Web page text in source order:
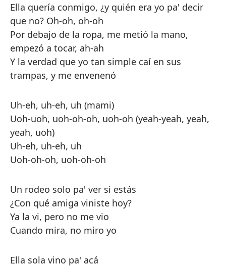
Ella quería conmigo, ¿y quién era yo pa' decir
que no? Oh-oh, oh-oh
Por debajo de la ropa, me metió la mano,
empezó a tocar, ah-ah
Y la verdad que yo tan simple caí en sus
trampas, y me envenenó
Uh-eh, uh-eh, uh (mami)
Uoh-uoh, uoh-oh-oh, uoh-oh (yeah-yeah, yeah,
yeah, uoh)
Uh-eh, uh-eh, uh
Uoh-oh-oh, uoh-oh-oh
Un rodeo solo pa' ver si estás
¿Con qué amiga viniste hoy?
Ya la vi, pero no me vio
Cuando mira, no miro yo
Ella sola vino pa' acá